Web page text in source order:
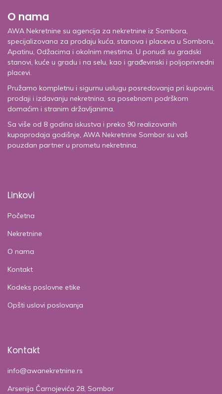
O nama
AWA Nekretnine su agencija za nekretnine iz Sombora,
specijalizovana za prodaju kuća, stanova i placeva u Somboru,
Apatinu, Odžacima i okolnim mestima. U ponudi su gradski
stanovi, kuće u gradu i na selu, kao i građevinski i poljoprivredni
placevi.
Pružamo kompletnu i sigurnu uslugu posredovanja pri kupovini,
prodaji i izdavanju nekretnina, sa posebnom podrškom
domaćim i stranim državljanima.
Sa više od 8 godina iskustva i preko 90 realizovanih
kupoprodaja godišnje, AWA Nekretnine Sombor su vaš
pouzdan partner u prometu nekretnina.
Linkovi
Početna
Nekretnine
O nama
Kontakt
Kodeks poslovne etike
Opšti uslovi poslovanja
Kontakt
info@awanekretnine.rs
Arsenija Čarnojevića 28, Sombor